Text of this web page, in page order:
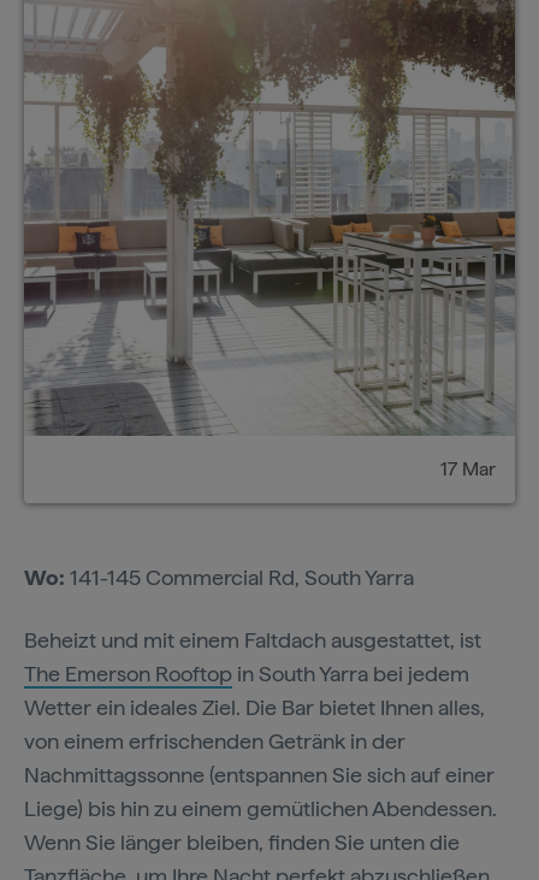
17 Mar
Wo: 141-145 Commercial Rd, South Yarra
Beheizt und mit einem Faltdach ausgestattet, ist
The Emerson Rooftop in South Yarra bei jedem
Wetter ein ideales Ziel. Die Bar bietet Ihnen alles,
von einem erfrischenden Getränk in der
Nachmittagssonne (entspannen Sie sich auf einer
Liege) bis hin zu einem gemütlichen Abendessen.
Wenn Sie länger bleiben, finden Sie unten die